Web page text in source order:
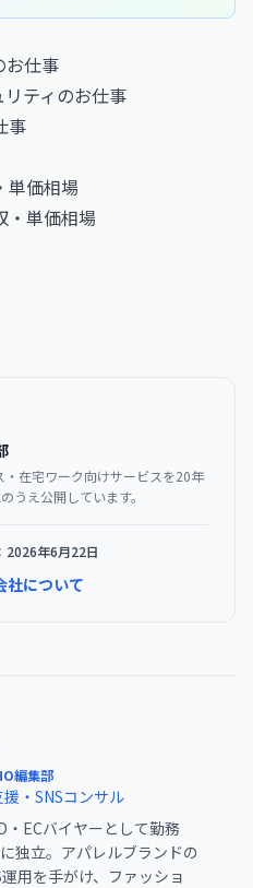
お仕事
ティのお仕事
事
単価相場
・単価相場
在宅ワーク向けサービスを20年
うえ公開しています。
2026年6月22日
社について
編集部
・SNSコンサル
・ECバイヤーとして勤務
独立。アパレルブランドの
用を手がけ、ファッショ